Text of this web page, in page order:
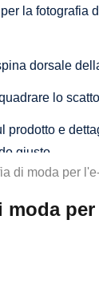
la fotografia
dorsale
lo
prodotto e
giusto
la fotografia
di moda per
moda per